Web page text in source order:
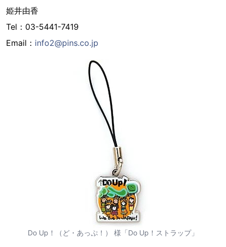
姫井由香
Tel：03-5441-7419
Email： info2@pins.co.jp
Do Up！（ど・あっぷ！） 様「Do Up！ストラップ」